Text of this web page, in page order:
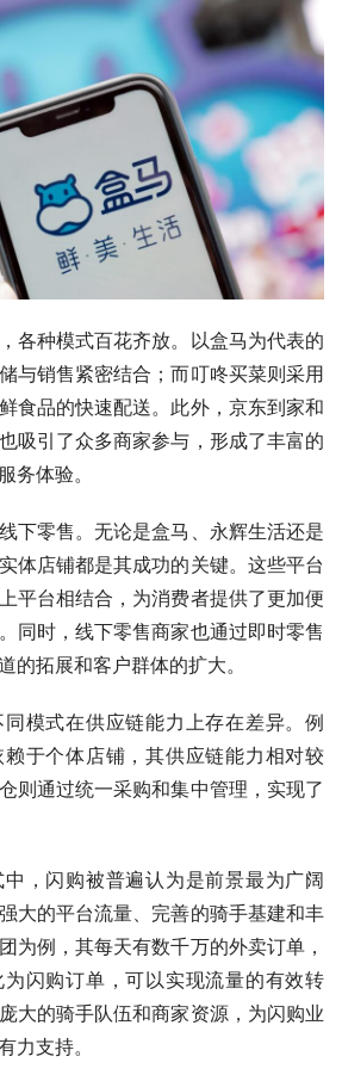
各种模式百花齐放。以盒马为代表的
与销售紧密结合；而叮咚买菜则采用
食品的快速配送。此外，京东到家和
吸引了众多商家参与，形成了丰富的
务体验。
下零售。无论是盒马、永辉生活还是
体店铺都是其成功的关键。这些平台
平台相结合，为消费者提供了更加便
同时，线下零售商家也通过即时零售
的拓展和客户群体的扩大。
模式在供应链能力上存在差异。例
于个体店铺，其供应链能力相对较
则通过统一采购和集中管理，实现了
，闪购被普遍认为是前景最为广阔
大的平台流量、完善的骑手基建和丰
为例，其每天有数千万的外卖订单，
闪购订单，可以实现流量的有效转
大的骑手队伍和商家资源，为闪购业
力支持。